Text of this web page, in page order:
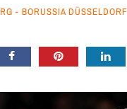
- BORUSSIA DÜSSELDORF